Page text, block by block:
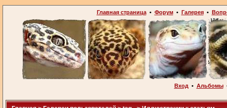
Главная страница• Форум• Галерея•
Вход • Альбомы